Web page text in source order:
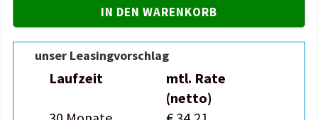
unser Leasingvorschlag
Laufzeit
mtl. Rate
(netto)